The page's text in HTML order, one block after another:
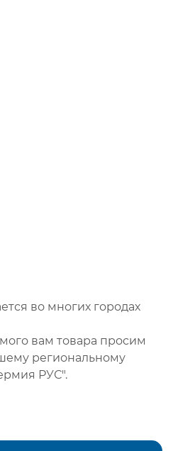
во многих городах
вам товара просим
региональному
РУС".